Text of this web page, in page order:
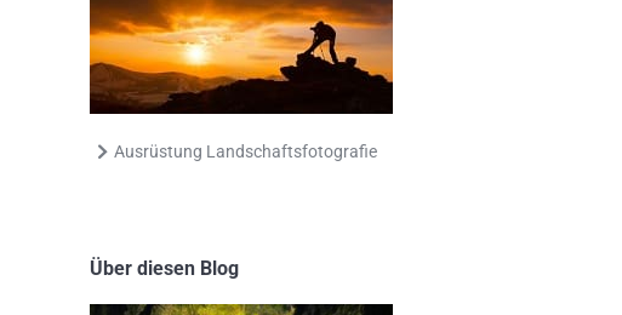
Ausrüstung Landschaftsfotografie
Über diesen Blog